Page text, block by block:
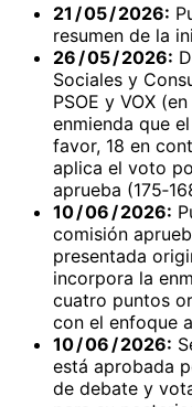
21 / 05 / 2026:
resumen de la
26 / 05 / 2026:
Sociales y
PSOE y VOX
enmienda que
favor, 18 en
aplica el voto
aprueba
10 / 06 / 2026:
comisión
presentada
incorpora la
cuatro puntos
con el enfoque
10 / 06 / 2026:
está aprobada
de debate y